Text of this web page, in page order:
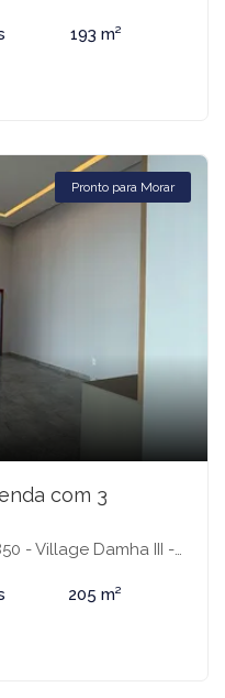
193 m²
Pronto para Morar
com 3
III - Mirassol, Mirassol-SP
205 m²